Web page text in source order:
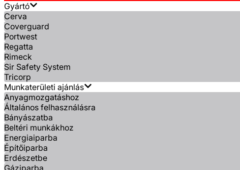
Gyártó
Cerva
Coverguard
Portwest
Regatta
Rimeck
Sir Safety System
Tricorp
Munkaterületi ajánlás
Anyagmozgatáshoz
Általános felhasználásra
Bányászatba
Beltéri munkákhoz
Energiaiparba
Építőiparba
Erdészetbe
Gáziparba